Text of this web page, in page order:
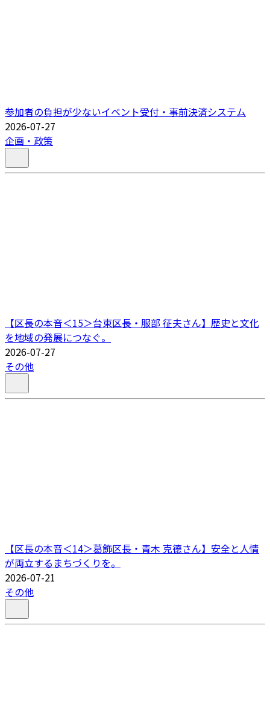
参加者の負担が少ないイベント受付・事前決済システム
2026-07-27
企画・政策
【区長の本音＜15＞台東区長・服部 征夫さん】歴史と文化
を地域の発展につなぐ。
2026-07-27
その他
【区長の本音＜14＞葛飾区長・青木 克德さん】安全と人情
が両立するまちづくりを。
2026-07-21
その他